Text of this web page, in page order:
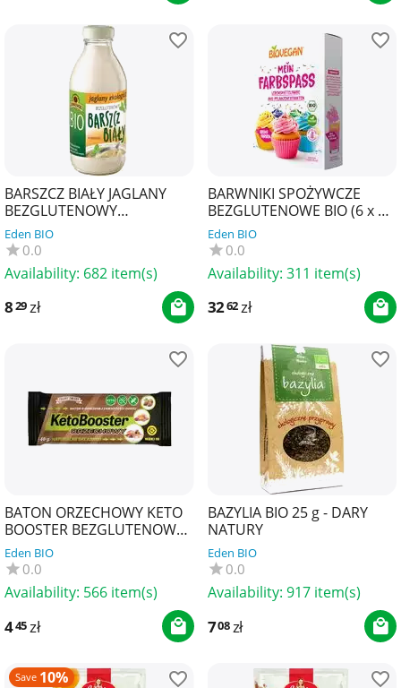
BARSZCZ BIAŁY JAGLANY
BEZGLUTENOWY
KONCENTRAT BIO 320 ml -
KOWALEWSKI
Eden BIO
0.0
Availability: 682 item(s)
829zł
BARWNIKI SPOŻYWCZE
BEZGLUTENOWE BIO (6 x 8
g) 48 g - BIOVEGAN
Eden BIO
0.0
Availability: 311 item(s)
3262zł
BATON ORZECHOWY KETO
BOOSTER BEZGLUTENOWY
40 g - ZMIANY ZMIANY
Eden BIO
0.0
Availability: 566 item(s)
445zł
BAZYLIA BIO 25 g - DARY
NATURY
Eden BIO
0.0
Availability: 917 item(s)
708zł
Save 10%